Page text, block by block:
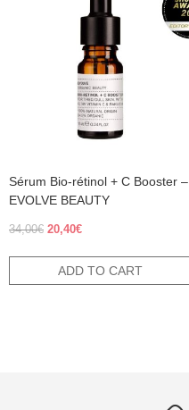
Sérum Bio-rétinol + C Booster –
EVOLVE BEAUTY
34,00€ Original
34,00€.
20,40€Current
20,40€.
ADD TO CART